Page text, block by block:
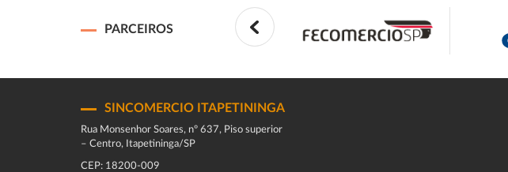
PARCEIROS
SINCOMERCIO ITAPETININGA
Rua Monsenhor Soares, nº 637, Piso superior
– Centro, Itapetininga/SP
CEP: 18200-009